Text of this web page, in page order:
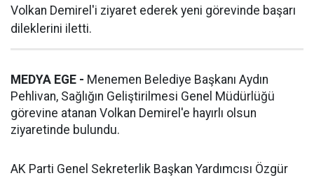
Volkan Demirel'i ziyaret ederek yeni görevinde başarı
dileklerini iletti.
MEDYA EGE - Menemen Belediye Başkanı Aydın
Pehlivan, Sağlığın Geliştirilmesi Genel Müdürlüğü
görevine atanan Volkan Demirel'e hayırlı olsun
ziyaretinde bulundu.
AK Parti Genel Sekreterlik Başkan Yardımcısı Özgür